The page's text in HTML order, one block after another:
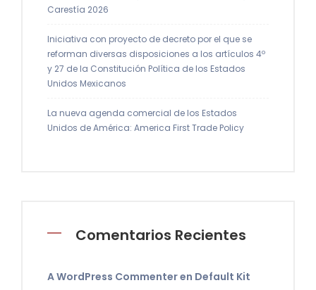
Carestía 2026
Iniciativa con proyecto de decreto por el que se
reforman diversas disposiciones a los artículos 4º
y 27 de la Constitución Política de los Estados
Unidos Mexicanos
La nueva agenda comercial de los Estados
Unidos de América: America First Trade Policy
Comentarios Recientes
A WordPress Commenteren Default Kit